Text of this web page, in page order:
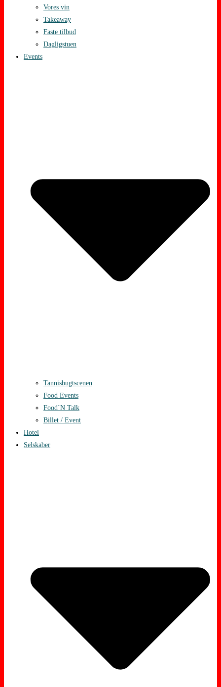
Vores vin
Takeaway
Faste tilbud
Dagligstuen
Events
Tannisbugtscenen
Food Events
Food`N Talk
Billet / Event
Hotel
Selskaber